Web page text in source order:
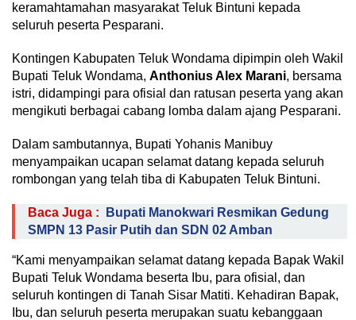
keramahtamahan masyarakat Teluk Bintuni kepada
seluruh peserta Pesparani.
Kontingen Kabupaten Teluk Wondama dipimpin oleh Wakil
Bupati Teluk Wondama, Anthonius Alex Marani, bersama
istri, didampingi para ofisial dan ratusan peserta yang akan
mengikuti berbagai cabang lomba dalam ajang Pesparani.
Dalam sambutannya, Bupati Yohanis Manibuy
menyampaikan ucapan selamat datang kepada seluruh
rombongan yang telah tiba di Kabupaten Teluk Bintuni.
Baca Juga :
Bupati Manokwari Resmikan Gedung
SMPN 13 Pasir Putih dan SDN 02 Amban
“Kami menyampaikan selamat datang kepada Bapak Wakil
Bupati Teluk Wondama beserta Ibu, para ofisial, dan
seluruh kontingen di Tanah Sisar Matiti. Kehadiran Bapak,
Ibu, dan seluruh peserta merupakan suatu kebanggaan